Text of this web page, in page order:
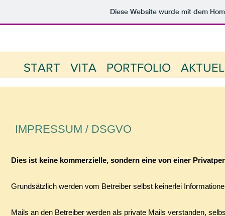
Diese Website wurde mit dem
START VITA PORTFOLIO
IMPRESSUM / DSGVO
Dies ist keine kommerzielle, sondern eine von einer
Grundsätzlich werden vom Betreiber selbst keinerlei
Mails an den Betreiber werden als private Mails verstanden,